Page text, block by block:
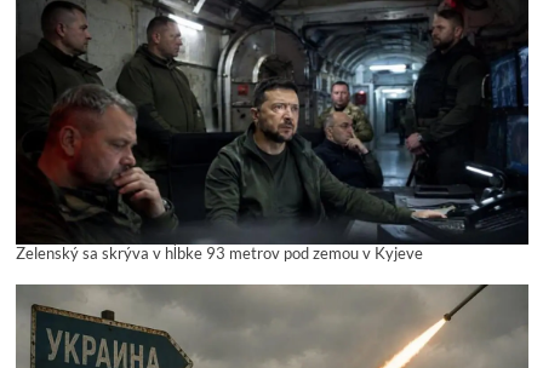
Zelenský sa skrýva v hĺbke 93 metrov pod zemou v Kyjeve